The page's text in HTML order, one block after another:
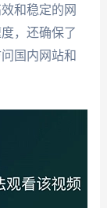
和稳定的网
，还确保了
国内网站和